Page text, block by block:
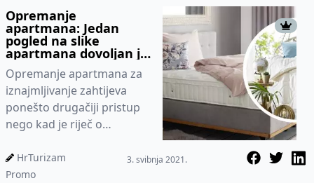
Opremanje
apartmana: Jedan
pogled na slike
apartmana dovoljan je
da gost odluči hoće li
apartman unajmiti ili
ne
Opremanje apartmana za
iznajmljivanje zahtijeva
ponešto drugačiji pristup
nego kad je riječ o
prostora, a najčešće je
samo jedan p...
HrTurizam
Promo
3. svibnja 2021.